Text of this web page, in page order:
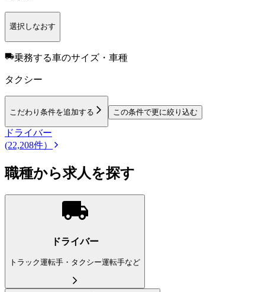
選択しなおす
乗務する車のサイズ・車種
タクシー
こだわり条件を追加する この条件で更に絞り込む
ドライバー
(22,208件）
職種から求人を探す
ドライバー
トラック運転手・タクシー運転手など